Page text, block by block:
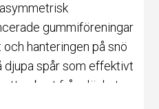
gummiföreningar
hanteringen på snö
djupa spår som effektivt
bort från däcket